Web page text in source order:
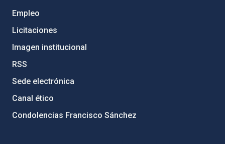
Empleo
Licitaciones
Imagen institucional
RSS
Sede electrónica
Canal ético
Condolencias Francisco Sánchez